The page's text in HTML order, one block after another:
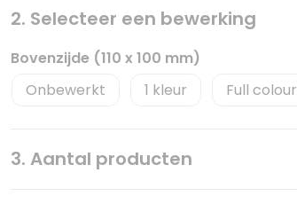
2. Selecteer een bewerking
Bovenzijde (110 x 100 mm)
Onbewerkt
1 Full colour
3. Aantal producten